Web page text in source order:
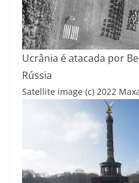
Ucrânia é atacada por
Rússia
Satellite image (c) 2022